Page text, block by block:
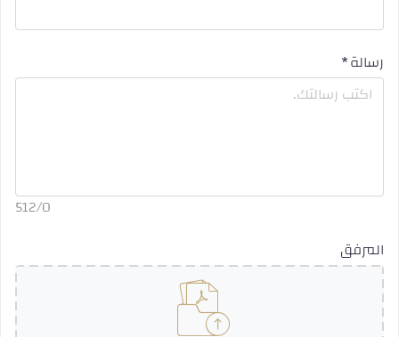
رسالة
0
/
512
المرفق